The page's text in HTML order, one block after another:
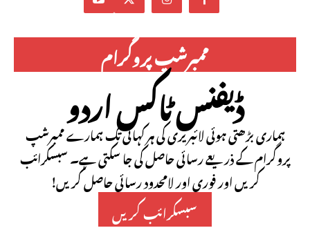
ممبرشپ پروگرام
ڈیفنس ٹاکس اردو
ہماری بڑھتی ہوئی لائبریری کی ہر کہانی تک ہمارے ممبرشپ
پروگرام کے ذریعے رسائی حاصل کی جا سکتی ہے۔ سبسکرائب
کریں اور فوری اور لامحدود رسائی حاصل کریں!
سبسکرائب کریں